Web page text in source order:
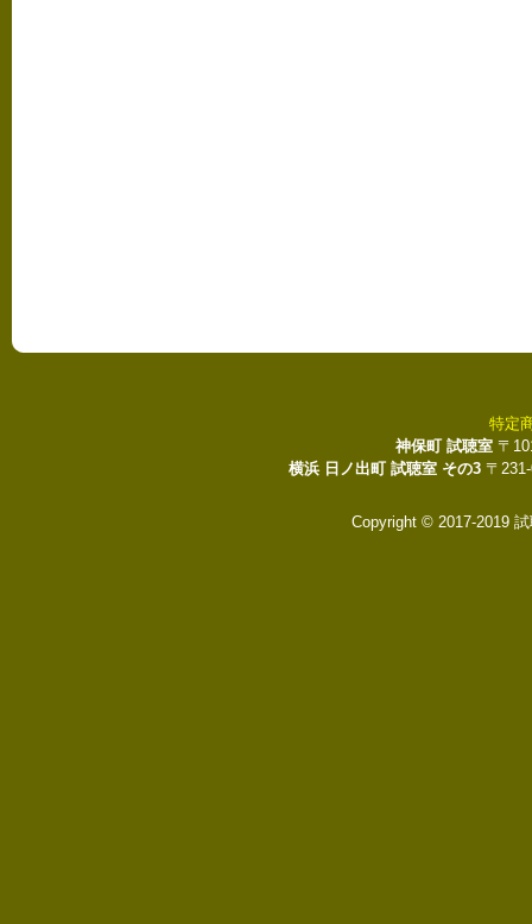
特定
神保町 試聴室 〒
横浜 日ノ出町 試聴室 その3 〒
Copyright © 2017-2019